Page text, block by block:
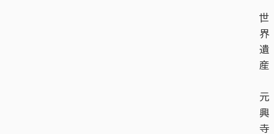
世
界
遺
産
元
興
寺